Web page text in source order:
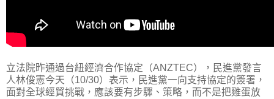
立法院昨通過台紐經濟合作協定（ANZTEC），民進黨發言
人林俊憲今天（10/30）表示，民進黨一向支持協定的簽署，
面對全球經貿挑戰，應該要有步驟、策略，而不是把雞蛋放